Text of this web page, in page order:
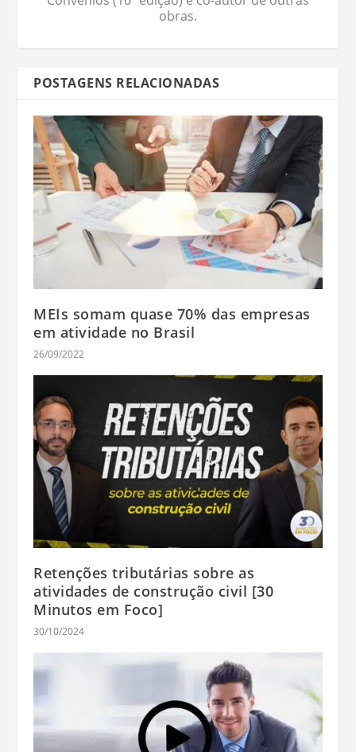
obras.
POSTAGENS RELACIONADAS
MEIs somam quase 70% das empresas
em atividade no Brasil
26/09/2022
Retenções tributárias sobre as
atividades de construção civil [30
Minutos em Foco]
30/10/2024